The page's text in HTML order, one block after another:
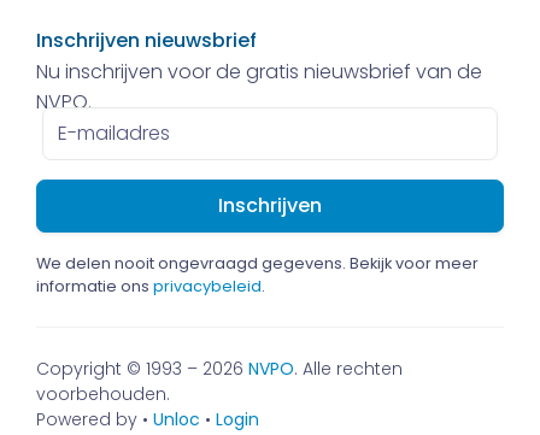
Inschrijven nieuwsbrief
Nu inschrijven voor de gratis nieuwsbrief van de
NVPO.
E-
mailadres
We delen nooit ongevraagd gegevens. Bekijk voor meer
informatie ons privacybeleid.
Copyright © 1993 – 2026 NVPO. Alle rechten
voorbehouden.
Powered by • Unloc • Login